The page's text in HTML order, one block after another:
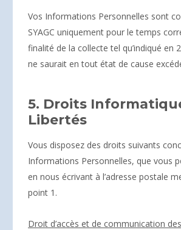
Vos Informations Personnelles sont
SYAGC uniquement pour le temps
finalité de la collecte tel qu’indiqué en
ne saurait en tout état de cause
5. Droits
Libertés
Vous disposez des droits suivants
Informations Personnelles, que vous
en nous écrivant à l’adresse postale
point 1.
Droit d’accès et de communication